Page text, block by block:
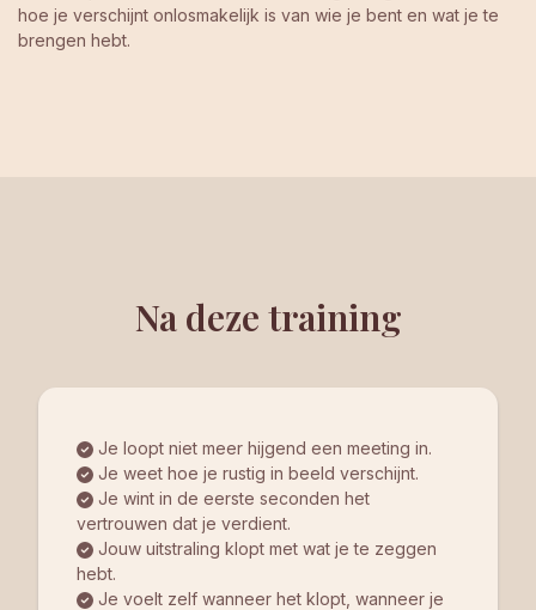
hoe je verschijnt onlosmakelijk is van wie je bent en wat je te
brengen hebt.
Na deze training
Je loopt niet meer hijgend een meeting in.
Je weet hoe je rustig in beeld verschijnt.
Je wint in de eerste seconden het
vertrouwen dat je verdient.
Jouw uitstraling klopt met wat je te zeggen
hebt.
Je voelt zelf wanneer het klopt, wanneer je